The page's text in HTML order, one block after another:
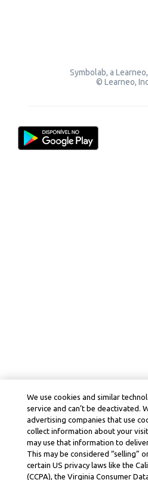
Symbolab, a
© Learneo,
We use cookies and similar
service and can’t be deactivated.
advertising companies that use
collect information about your
may use that information to
This may be considered “selling”
certain US privacy laws like the
(CCPA), the Virginia Consumer